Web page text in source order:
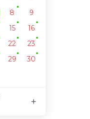
8
9
15
16
22
23
29
30